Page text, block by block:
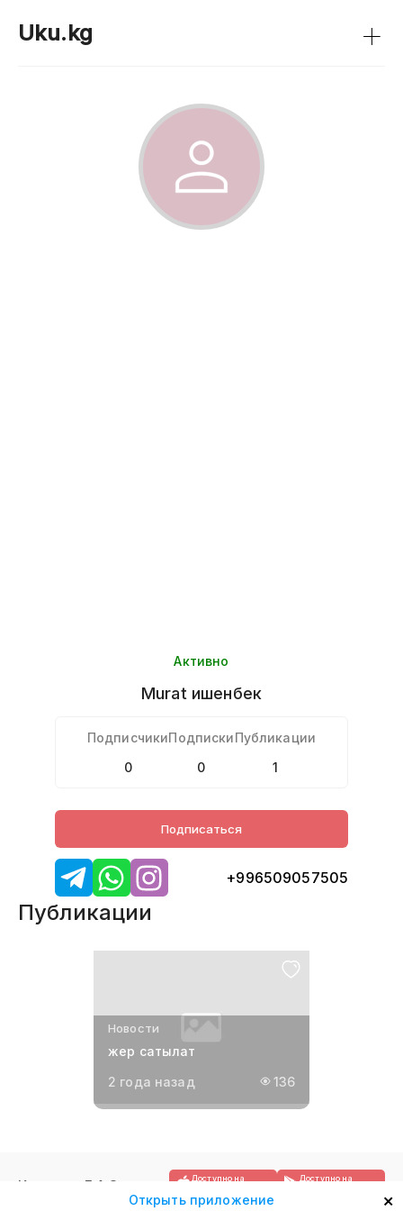
Uku.kg +
Активно
Murat ишенбек
Подписчики
0
Подписки
0
Публикации
1
Подписаться
+996509057505
Публикации
Новости
жер сатылат
2 года назад
136
Открыть приложение ×
Контакты F.A.Q. Доступно на Доступно на